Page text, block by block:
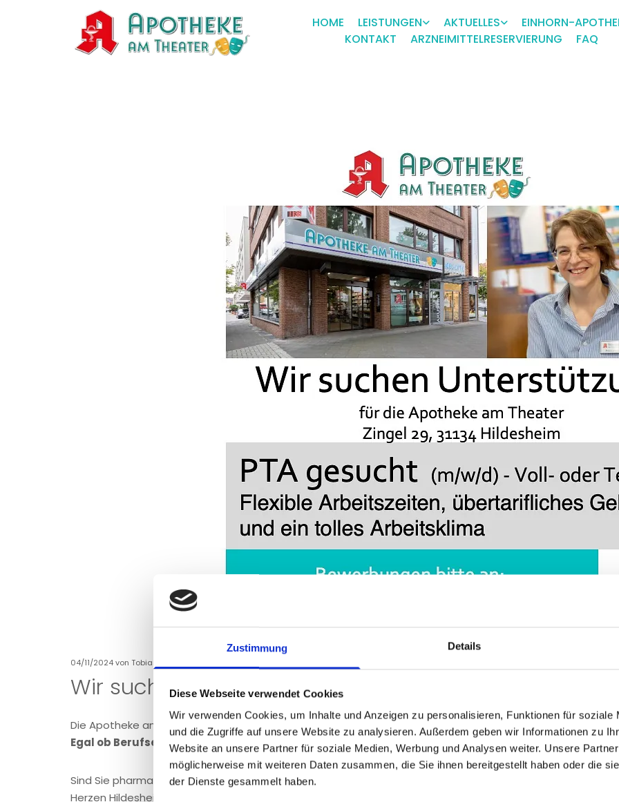
Zustimmung Details
Diese Webseite verwendet Cookies
Wir verwenden Cookies, um Inhalte und Anzeigen zu personalisieren, Funktionen für soziale
und die Zugriffe auf unsere Website zu analysieren. Außerdem geben wir Informationen zu
Website an unsere Partner für soziale Medien, Werbung und Analysen weiter. Unsere
möglicherweise mit weiteren Daten zusammen, die Sie ihnen bereitgestellt haben oder die
der Dienste gesammelt haben.
HOME LEISTUNGEN AKTUELLES
EINHORN-
KONTAKT
ARZNEIMITTELRESERVIERUNG FAQ
04/11/2024von Tobias Langer
Wir suchen eine PTA in Voll- oder Teilzeit!
Die Apotheke am Theater in Hildesheim sucht eine/n PTA (m/w/d) zur Unterstützung.
Egal ob Berufseinsteiger, "Wiedereinsteiger" oder "alter Hase"!
Sind Sie pharmazeutisch-technische/r Assistent/in (PTA) und auf der Suche nach einer neuen
Herzen Hildesheims? Dann sind Sie bei uns, der Apotheke am Theater Hildesheim, genau richtig!